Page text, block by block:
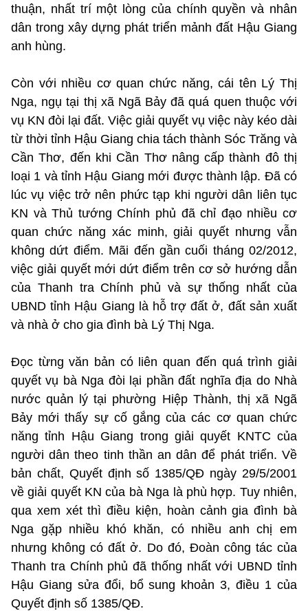
thuận, nhất trí một lòng của chính quyền và nhân
dân trong xây dựng phát triển mảnh đất Hậu Giang
anh hùng.
Còn với nhiều cơ quan chức năng, cái tên Lý Thị
Nga, ngụ tại thị xã Ngã Bảy đã quá quen thuộc với
vụ KN đòi lại đất. Việc giải quyết vụ việc này kéo dài
từ thời tỉnh Hậu Giang chia tách thành Sóc Trăng và
Cần Thơ, đến khi Cần Thơ nâng cấp thành đô thị
loại 1 và tỉnh Hậu Giang mới được thành lập. Đã có
lúc vụ việc trở nên phức tạp khi người dân liên tục
KN và Thủ tướng Chính phủ đã chỉ đạo nhiều cơ
quan chức năng xác minh, giải quyết nhưng vẫn
không dứt điểm. Mãi đến gần cuối tháng 02/2012,
việc giải quyết mới dứt điểm trên cơ sở hướng dẫn
của Thanh tra Chính phủ và sự thống nhất của
UBND tỉnh Hậu Giang là hỗ trợ đất ở, đất sản xuất
và nhà ở cho gia đình bà Lý Thị Nga.
Đọc từng văn bản có liên quan đến quá trình giải
quyết vụ bà Nga đòi lại phần đất nghĩa địa do Nhà
nước quản lý tại phường Hiệp Thành, thị xã Ngã
Bảy mới thấy sự cố gắng của các cơ quan chức
năng tỉnh Hậu Giang trong giải quyết KNTC của
người dân theo tinh thần an dân để phát triển. Về
bản chất, Quyết định số 1385/QĐ ngày 29/5/2001
về giải quyết KN của bà Nga là phù hợp. Tuy nhiên,
qua xem xét thì điều kiện, hoàn cảnh gia đình bà
Nga gặp nhiều khó khăn, có nhiều anh chị em
nhưng không có đất ở. Do đó, Đoàn công tác của
Thanh tra Chính phủ đã thống nhất với UBND tỉnh
Hậu Giang sửa đổi, bổ sung khoản 3, điều 1 của
Quyết định số 1385/QĐ.